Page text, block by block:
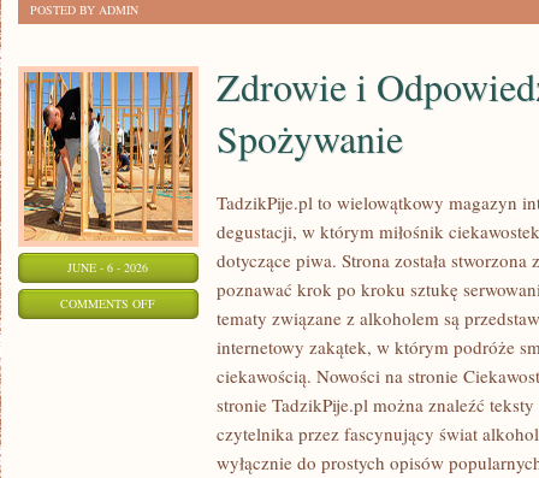
POSTED BY ADMIN
JUNE - 6 - 2026
COMMENTS OFFON
Zdrowie i
Spożywanie
TadzikPije.pl to wielowątkowy magazyn
degustacji, w którym miłośnik
dotyczące piwa. Strona została
poznawać krok po kroku sztukę
tematy związane z alkoholem są
internetowy zakątek, w którym podróże
ciekawością. Nowości na stronie
stronie TadzikPije.pl można znaleźć
czytelnika przez fascynujący świat
wyłącznie do prostych opisów